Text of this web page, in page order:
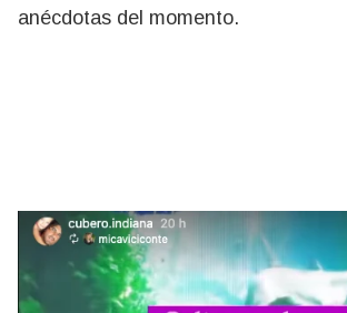
anécdotas del momento.